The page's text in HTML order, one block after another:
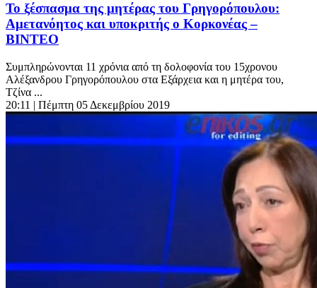
Το ξέσπασμα της μητέρας του Γρηγορόπουλου:
Αμετανόητος και υποκριτής ο Κορκονέας –
ΒΙΝΤΕΟ
Συμπληρώνονται 11 χρόνια από τη δολοφονία του 15χρονου
Αλέξανδρου Γρηγορόπουλου στα Εξάρχεια και η μητέρα του,
Τζίνα ...
20:11 | Πέμπτη 05 Δεκεμβρίου 2019